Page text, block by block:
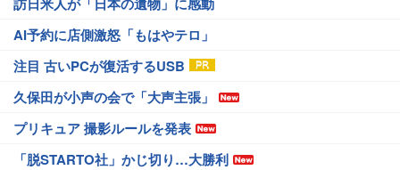
AI予約に店側激怒「もはやテロ」
注目 古いPCが復活するUSB
久保田が小声の会で「大声主張」
プリキュア 撮影ルールを発表
「脱STARTO社」かじ切り…大勝利